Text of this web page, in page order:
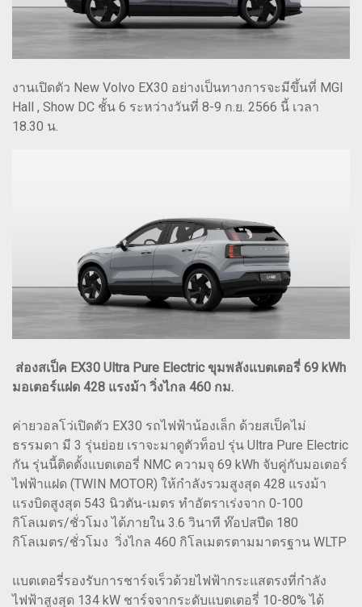
งานเปิดตัว New Volvo EX30 อย่างเป็นทางการจะมีขึ้นที่ MGI
Hall , Show DC ชั้น 6 ระหว่างวันที่ 8-9 ก.ย. 2566 นี้ เวลา
18.30 น.
ส่องสเป็ค EX30 Ultra Pure Electric ขุมพลังแบตเตอรี่ 69 kWh
มอเตอร์แฝด 428 แรงม้า วิ่งไกล 460 กม.
ค่ายวอลโว่เปิดตัว EX30 รถไฟฟ้าน้องเล็ก ด้วยสเป็คไม่
ธรรมดา มี 3 รุ่นย่อย เราจะมาดูตัวท็อป รุ่น Ultra Pure Electric
กัน รุ่นนี้ติดตั้งแบตเตอรี่ NMC ความจุ 69 kWh จับคู่กับมอเตอร์
ไฟฟ้าแฝด (TWIN MOTOR) ให้กำลังรวมสูงสุด 428 แรงม้า
แรงบิดสูงสุด 543 นิวตัน-เมตร ทำอัตราเร่งจาก 0-100
กิโลเมตร/ชั่วโมง ได้ภายใน 3.6 วินาที ท๊อปสปีด 180
กิโลเมตร/ชั่วโมง วิ่งไกล 460 กิโลเมตรตามมาตรฐาน WLTP
แบตเตอรี่รองรับการชาร์จเร็วด้วยไฟฟ้ากระแสตรงที่กำลัง
ไฟฟ้าสูงสุด 134 kW ชาร์จจากระดับแบตเตอรี่ 10-80% ได้